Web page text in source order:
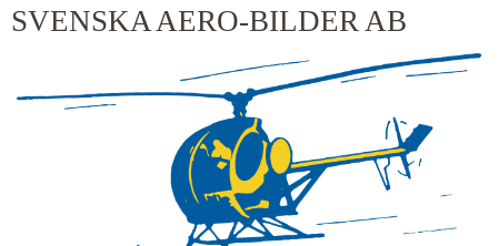
SVENSKA AERO-BILDER AB